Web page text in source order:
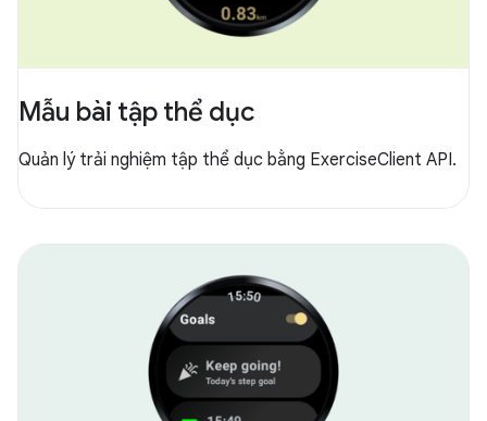
Mẫu bài tập thể dục
Quản lý trải nghiệm tập thể dục bằng ExerciseClient API.